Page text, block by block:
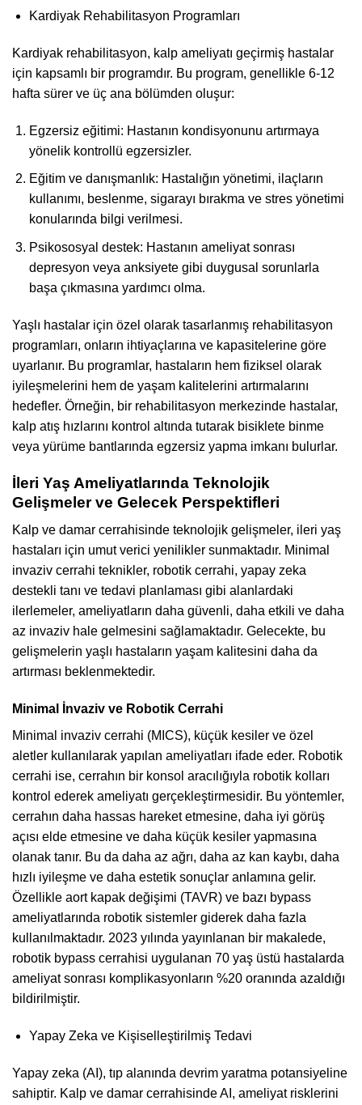
Kardiyak Rehabilitasyon Programları
Kardiyak rehabilitasyon, kalp ameliyatı geçirmiş hastalar
için kapsamlı bir programdır. Bu program, genellikle 6-12
hafta sürer ve üç ana bölümden oluşur:
Egzersiz eğitimi: Hastanın kondisyonunu artırmaya
yönelik kontrollü egzersizler.
Eğitim ve danışmanlık: Hastalığın yönetimi, ilaçların
kullanımı, beslenme, sigarayı bırakma ve stres yönetimi
konularında bilgi verilmesi.
Psikososyal destek: Hastanın ameliyat sonrası
depresyon veya anksiyete gibi duygusal sorunlarla
başa çıkmasına yardımcı olma.
Yaşlı hastalar için özel olarak tasarlanmış rehabilitasyon
programları, onların ihtiyaçlarına ve kapasitelerine göre
uyarlanır. Bu programlar, hastaların hem fiziksel olarak
iyileşmelerini hem de yaşam kalitelerini artırmalarını
hedefler. Örneğin, bir rehabilitasyon merkezinde hastalar,
kalp atış hızlarını kontrol altında tutarak bisiklete binme
veya yürüme bantlarında egzersiz yapma imkanı bulurlar.
İleri Yaş Ameliyatlarında Teknolojik
Gelişmeler ve Gelecek Perspektifleri
Kalp ve damar cerrahisinde teknolojik gelişmeler, ileri yaş
hastaları için umut verici yenilikler sunmaktadır. Minimal
invaziv cerrahi teknikler, robotik cerrahi, yapay zeka
destekli tanı ve tedavi planlaması gibi alanlardaki
ilerlemeler, ameliyatların daha güvenli, daha etkili ve daha
az invaziv hale gelmesini sağlamaktadır. Gelecekte, bu
gelişmelerin yaşlı hastaların yaşam kalitesini daha da
artırması beklenmektedir.
Minimal İnvaziv ve Robotik Cerrahi
Minimal invaziv cerrahi (MICS), küçük kesiler ve özel
aletler kullanılarak yapılan ameliyatları ifade eder. Robotik
cerrahi ise, cerrahın bir konsol aracılığıyla robotik kolları
kontrol ederek ameliyatı gerçekleştirmesidir. Bu yöntemler,
cerrahın daha hassas hareket etmesine, daha iyi görüş
açısı elde etmesine ve daha küçük kesiler yapmasına
olanak tanır. Bu da daha az ağrı, daha az kan kaybı, daha
hızlı iyileşme ve daha estetik sonuçlar anlamına gelir.
Özellikle aort kapak değişimi (TAVR) ve bazı bypass
ameliyatlarında robotik sistemler giderek daha fazla
kullanılmaktadır. 2023 yılında yayınlanan bir makalede,
robotik bypass cerrahisi uygulanan 70 yaş üstü hastalarda
ameliyat sonrası komplikasyonların %20 oranında azaldığı
bildirilmiştir.
Yapay Zeka ve Kişiselleştirilmiş Tedavi
Yapay zeka (AI), tıp alanında devrim yaratma potansiyeline
sahiptir. Kalp ve damar cerrahisinde AI, ameliyat risklerini